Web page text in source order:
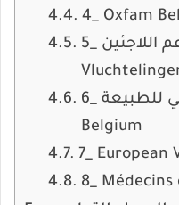
4_ Oxfam
5_ منظمة دعم اللاجئين
6_ الصندوق العالمي للطبيعة WWF
Belgium
7_ European
8_